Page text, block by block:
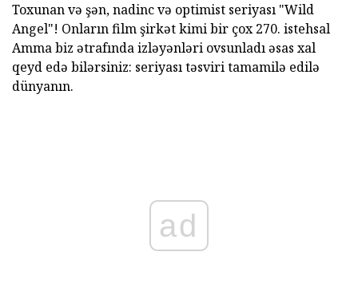
Toxunan və şən, nadinc və optimist seriyası "Wild
Angel"! Onların film şirkət kimi bir çox 270. istehsal
Amma biz ətrafında izləyənləri ovsunladı əsas xal
qeyd edə bilərsiniz: seriyası təsviri tamamilə edilə
dünyanın.
ad